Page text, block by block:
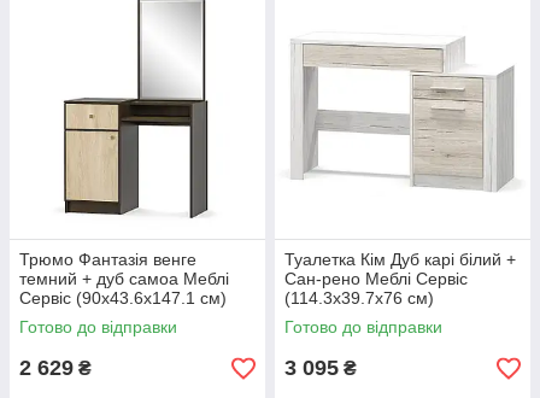
Трюмо Фантазія венге
темний + дуб самоа Меблі
Сервіс (90х43.6х147.1 см)
Готово до відправки
2 629 ₴
Туалетка Кім Дуб карі білий +
Сан-рено Меблі Сервіс
(114.3х39.7х76 см)
Готово до відправки
3 095 ₴